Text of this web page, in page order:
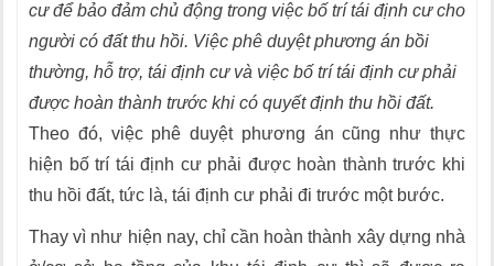
cư để bảo đảm chủ động trong việc bố trí tái định cư cho
người có đất thu hồi. Việc phê duyệt phương án bồi
thường, hỗ trợ, tái định cư và việc bố trí tái định cư phải
được hoàn thành trước khi có quyết định thu hồi đất.
Theo đó, việc phê duyệt phương án cũng như thực
hiện bố trí tái định cư phải được hoàn thành trước khi
thu hồi đất, tức là, tái định cư phải đi trước một bước.
Thay vì như hiện nay, chỉ cần hoàn thành xây dựng nhà